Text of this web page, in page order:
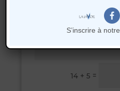
14 + 5 =
S’inscrire à notre